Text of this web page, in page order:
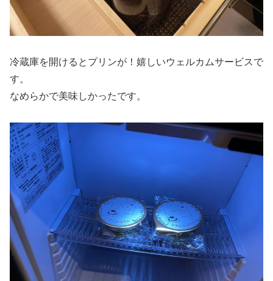
冷蔵庫を開けるとプリンが！嬉しいウェルカムサービスで
す。
なめらかで美味しかったです。